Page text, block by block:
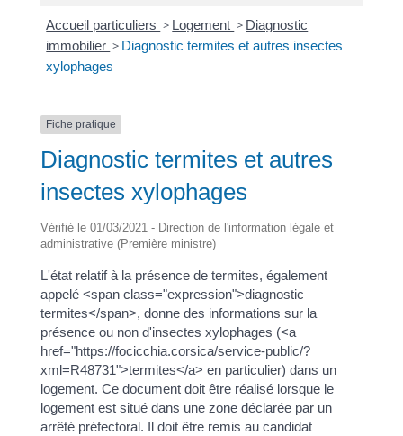
Accueil particuliers > Logement > Diagnostic
immobilier > Diagnostic termites et autres insectes
xylophages
Fiche pratique
Diagnostic termites et autres
insectes xylophages
Vérifié le 01/03/2021 - Direction de l'information légale et
administrative (Première ministre)
L'état relatif à la présence de termites, également
appelé <span class="expression">diagnostic
termites</span>, donne des informations sur la
présence ou non d'insectes xylophages (<a
href="https://focicchia.corsica/service-public/?
xml=R48731">termites</a> en particulier) dans un
logement. Ce document doit être réalisé lorsque le
logement est situé dans une zone déclarée par un
arrêté préfectoral. Il doit être remis au candidat